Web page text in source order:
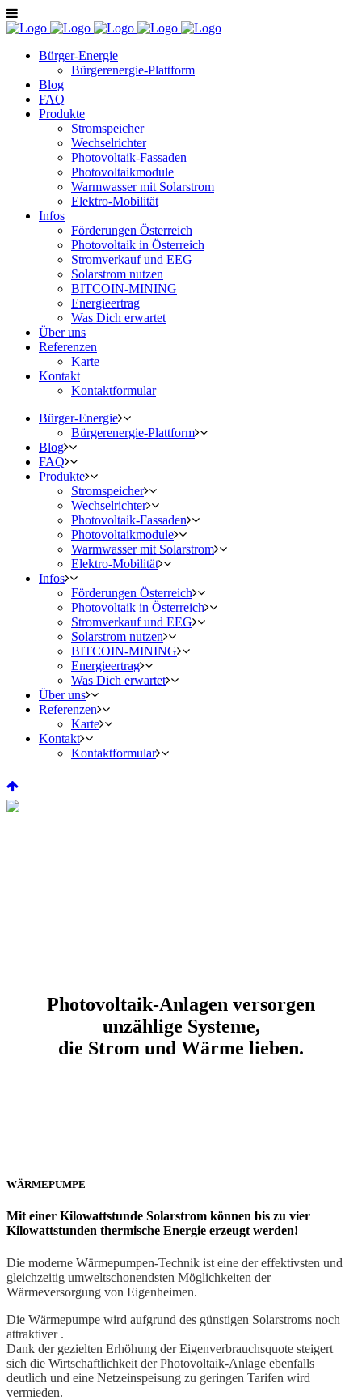
Bürger-Energie
Bürgerenergie-Plattform
Blog
FAQ
Produkte
Stromspeicher
Wechselrichter
Photovoltaik-Fassaden
Photovoltaikmodule
Warmwasser mit Solarstrom
Elektro-Mobilität
Infos
Förderungen Österreich
Photovoltaik in Österreich
Stromverkauf und EEG
Solarstrom nutzen
BITCOIN-MINING
Energieertrag
Was Dich erwartet
Über uns
Referenzen
Karte
Kontakt
Kontaktformular
Bürger-Energie
Bürgerenergie-Plattform
Blog
FAQ
Produkte
Stromspeicher
Wechselrichter
Photovoltaik-Fassaden
Photovoltaikmodule
Warmwasser mit Solarstrom
Elektro-Mobilität
Infos
Förderungen Österreich
Photovoltaik in Österreich
Stromverkauf und EEG
Solarstrom nutzen
BITCOIN-MINING
Energieertrag
Was Dich erwartet
Über uns
Referenzen
Karte
Kontakt
Kontaktformular
Photovoltaik-Anlagen versorgen
unzählige Systeme,
die Strom und Wärme lieben.
WÄRMEPUMPE
Mit einer Kilowattstunde Solarstrom können bis zu vier
Kilowattstunden thermische Energie erzeugt werden!
Die moderne Wärmepumpen-Technik ist eine der effektivsten und
gleichzeitig umweltschonendsten Möglichkeiten der
Wärmeversorgung von Eigenheimen.
Die Wärmepumpe wird aufgrund des günstigen Solarstroms noch
attraktiver .
Dank der gezielten Erhöhung der Eigenverbrauchsquote steigert
sich die Wirtschaftlichkeit der Photovoltaik-Anlage ebenfalls
deutlich und eine Netzeinspeisung zu geringen Tarifen wird
vermieden.